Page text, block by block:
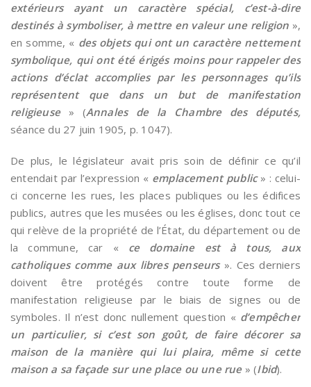
extérieurs ayant un caractère spécial, c’est-à-dire
destinés à symboliser, à mettre en valeur une religion »,
en somme, « des objets qui ont un caractère nettement
symbolique, qui ont été érigés moins pour rappeler des
actions d’éclat accomplies par les personnages qu’ils
représentent que dans un but de manifestation
religieuse» (Annales de la Chambre des députés,
séance du 27 juin 1905, p. 1047).
De plus, le législateur avait pris soin de définir ce qu’il
entendait par l’expression « emplacement public» : celui-
ci concerne les rues, les places publiques ou les édifices
publics, autres que les musées ou les églises, donc tout ce
qui relève de la propriété de l’État, du département ou de
la commune, car « ce domaine est à tous, aux
catholiques comme aux libres penseurs». Ces derniers
doivent être protégés contre toute forme de
manifestation religieuse par le biais de signes ou de
symboles. Il n’est donc nullement question « d’empêcher
un particulier, si c’est son goût, de faire décorer sa
maison de la manière qui lui plaira, même si cette
maison a sa façade sur une place ou une rue» (Ibid).